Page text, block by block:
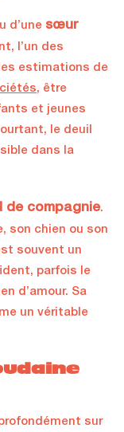
d’une sœur
l’un des
estimations de
, être
et jeunes
le deuil
dans la
de compagnie.
son chien ou son
souvent un
parfois le
d’amour. Sa
un véritable
sur